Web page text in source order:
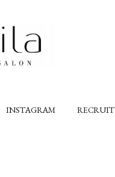
INSTAGRAM RECRUIT